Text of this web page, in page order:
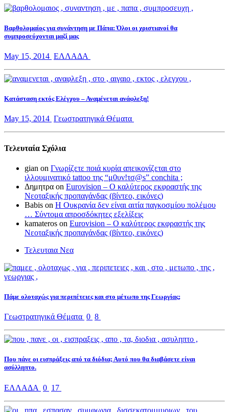
Βαρθολομαίος για συνάντηση με Πάπα: Όλοι οι χριστιανοί θα
συμπροσεύχονται μαζί μας
May 15, 2014 ΕΛΛΑΔΑ
Κατάσταση εκτός Ελέγχου – Αναμένεται ανάφλεξη!
May 15, 2014 Γεωστρατηγικά Θέματα
Τελευταία Σχόλια
gian on Γνωρίζετε ποιά κυρία απεικονίζεται στο
ιλλουμινατικό tattoo της “μ0υν!τσ@s” conchita ;
Δημητρα on Eurovision – Ο καλύτερος εκφραστής της
Νεοταξικής προπαγάνδας (βίντεο, εικόνες)
Babis on Η Ουκρανία δεν είναι αιτία παγκοσμίου πολέμου
… Σύντομα απροσδόκητες εξελίξεις
kamateros on Eurovision – Ο καλύτερος εκφραστής της
Νεοταξικής προπαγάνδας (βίντεο, εικόνες)
Τελευταια Νεα
Πάμε ολοταχώς για περιπέτειες και στο μέτωπο της Γεωργίας;
Γεωστρατηγικά Θέματα 0 8
Που πάνε οι εισπράξεις από τα διόδια; Αυτό που θα διαβάσετε είναι
ασύλληπτο.
ΕΛΛΑΔΑ 0 17